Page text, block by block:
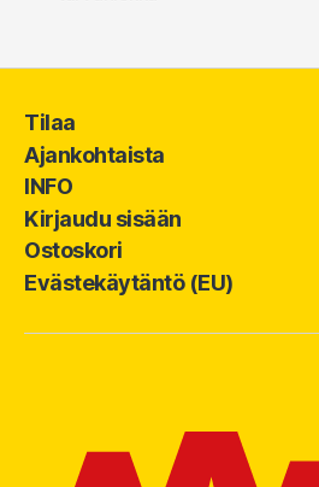
Tilaa
Ajankohtaista
INFO
Kirjaudu sisään
Ostoskori
Evästekäytäntö (EU)